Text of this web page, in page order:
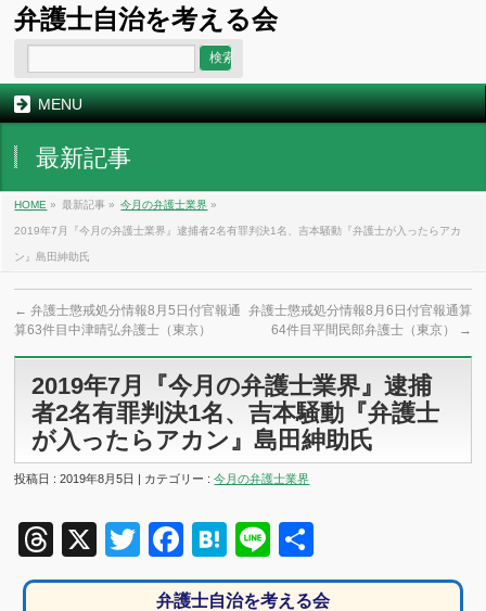
弁護士自治を考える会
MENU
最新記事
HOME » 最新記事 » 今月の弁護士業界 »
2019年7月『今月の弁護士業界』逮捕者2名有罪判決1名、吉本騒動『弁護士が入ったらアカ
ン』島田紳助氏
← 弁護士懲戒処分情報8月5日付官報通
算63件目中津晴弘弁護士（東京）
弁護士懲戒処分情報8月6日付官報通算
64件目平間民郎弁護士（東京）
→
2019年7月『今月の弁護士業界』逮捕
者2名有罪判決1名、吉本騒動『弁護士
が入ったらアカン』島田紳助氏
投稿日 : 2019年8月5日 | カテゴリー :今月の弁護士業界
Threads
X TwitterFacebook
Hatena
Line
有
弁護士自治を考える会